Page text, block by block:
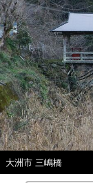
大洲市 三嶋橋